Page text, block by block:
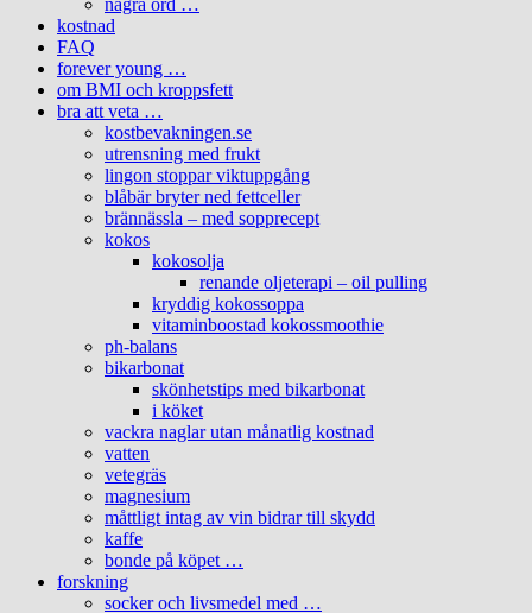
några ord …
kostnad
FAQ
forever young …
om BMI och kroppsfett
bra att veta …
kostbevakningen.se
utrensning med frukt
lingon stoppar viktuppgång
blåbär bryter ned fettceller
brännässla – med sopprecept
kokos
kokosolja
renande oljeterapi – oil pulling
kryddig kokossoppa
vitaminboostad kokossmoothie
ph-balans
bikarbonat
skönhetstips med bikarbonat
i köket
vackra naglar utan månatlig kostnad
vatten
vetegräs
magnesium
måttligt intag av vin bidrar till skydd
kaffe
bonde på köpet …
forskning
socker och livsmedel med …